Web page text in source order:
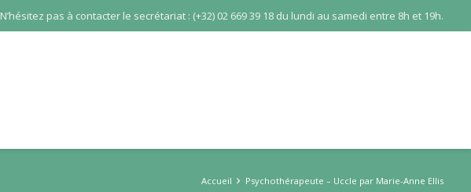
N’hésitez pas à contacter le secrétariat : (+32) 02 669 39 18 du lundi au samedi entre 8h et 19h.
Accueil Psychothérapeute – Uccle par Marie-Anne Ellis